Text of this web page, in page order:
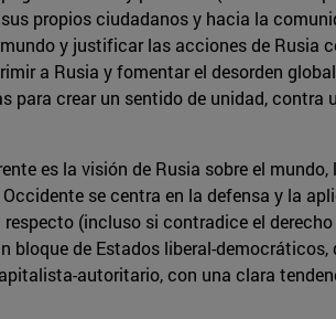
propios ciudadanos y hacia la
y justificar las acciones de Rusia
a Rusia y fomentar el desorden
crear un sentido de unidad,
es la visión de Rusia sobre el
se centra en la defensa y la
(incluso si contradice el
bloque de Estados liberal-
autoritario, con una clara